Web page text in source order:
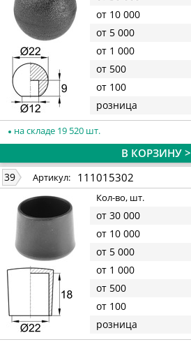
от 10 000
от 5 000
от 1 000
от 500
от 100
розница
на складе 19 520 шт.
В КОРЗИНУ >
39 Артикул: 111015302
Кол-во, шт.
от 30 000
от 10 000
от 5 000
от 1 000
от 500
от 100
розница